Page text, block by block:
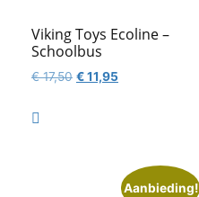
Viking Toys Ecoline –
Schoolbus
€17,50 Oorspronkelijke
€11,95Huidige

Aanbieding!